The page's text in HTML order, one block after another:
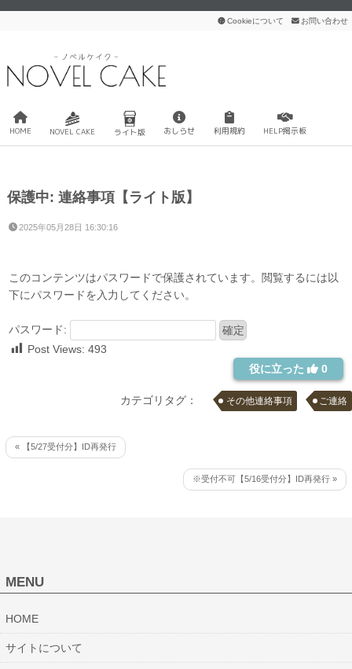
Cookieについて お問い合わせ
HOME NOVEL CAKE ライト版 おしらせ 利用規約 HELP掲示板
保護中: 連絡事項【ライト版】
2025年05月28日 16:30:16
このコンテンツはパスワードで保護されています。閲覧するには以
下にパスワードを入力してください。
パスワード:
Post Views: 493
役に立った
0
カテゴリタグ： その他連絡事項 ご連絡
« 【5/27受付分】ID再発行
※受付不可【5/16受付分】ID再発行 »
MENU
HOME
サイトについて